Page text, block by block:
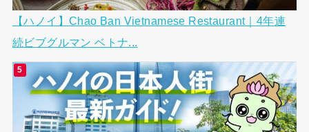
【ハノイ】Chao Ban Vietnamese Restaurant｜4年連
続ビブグルマン ベトナ...